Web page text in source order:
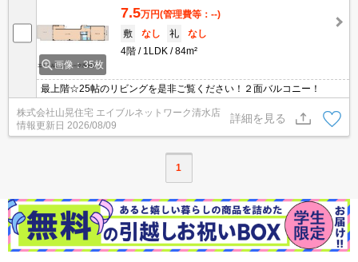
画像：35枚
7.5万円(管理費等：--)
敷
なし 礼
なし
4階
1LDK 84m²
最上階☆25帖のリビングを是非ご覧ください！２面バルコニー！
株式会社山晃住宅 エイブルネットワーク清水店
情報更新日 2026/08/09
詳細を見る
1